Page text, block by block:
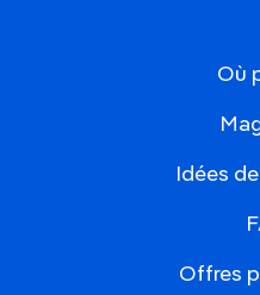
Où
Idées
Offres